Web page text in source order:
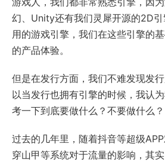
幻、Unity还有我们灵犀开源的2D
用的游戏引擎，我们在这些引擎的
的产品体验。
但是在发行方面，我们不难发现发
以当发行也拥有引擎的时候，我认
考一下到底要做什么？不要做什么？
过去的几年里，随着抖音等超级
穿山甲等系统对于流量的影响，其